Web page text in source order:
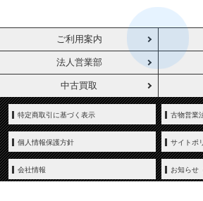
ご利用案内
法人営業部
中古買取
特定商取引に基づく表示 古物営業
個人情報保護方針 サイトポ
会社情報 お知らせ